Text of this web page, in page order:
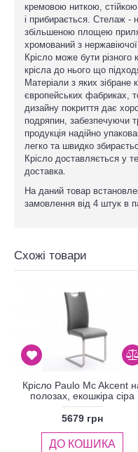
кремовою ниткою,
і прибирається. Стелаж -
збільшеною площею
хромований з нержавіючої
Крісло може бути різного
крісла до нього що
Матеріали з яких зібране
європейських фабриках,
дизайну покриття дає
подряпин, забезпечуючи
продукція надійно
легко та швидко
Крісло доставляється у
доставка.
На даний товар
замовлення від 4 штук в
Схожі товари
Крісло Paulo Mc Akcent
полозах, екошкіра сіра
5679 грн
ДО КОШИКА